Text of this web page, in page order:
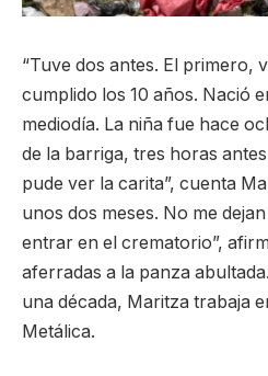
“Tuve dos antes. El primero,
cumplido los 10 años. Nació
mediodía. La niña fue hace
de la barriga, tres horas
pude ver la carita”, cuenta
unos dos meses. No me
entrar en el crematorio”,
aferradas a la panza
una década, Maritza trabaja
Metálica.